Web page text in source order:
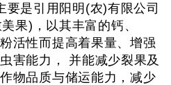
要是引用阳明(农)有限公司
果)，以其丰富的钙、
活性而提高着果量、增强
害能力， 并能减少裂果及
物品质与储运能力，减少